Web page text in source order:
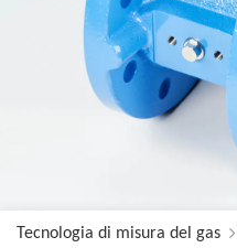
Tecnologia di misura del gas